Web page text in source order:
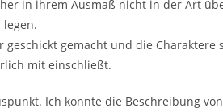
in ihrem Ausmaß nicht in der Art
legen.
geschickt gemacht und die
mit einschließt.
Ich konnte die Beschreibung